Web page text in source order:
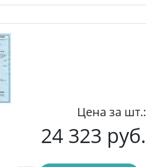
Цена за шт.:
24 323 руб.